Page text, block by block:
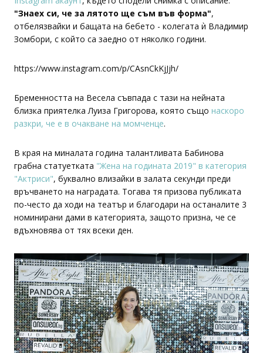
"Знаех си, че за лятото ще съм във форма",
отбелязвайки и бащата на бебето - колегата ѝ Владимир
Зомбори, с който са заедно от няколко години.
https://www.instagram.com/p/CAsnCkKjJjh/
Бременността на Весела съвпада с тази на нейната
близка приятелка Луиза Григорова, която също наскоро
разкри, че е в очакване на момченце.
В края на миналата година талантливата Бабинова
грабна статуетката "Жена на годината 2019" в категория
"Актриси", буквално влизайки в залата секунди преди
връчването на наградата. Тогава тя призова публиката
по-често да ходи на театър и благодари на останалите 3
номинирани дами в категорията, защото призна, че се
вдъхновява от тях всеки ден.